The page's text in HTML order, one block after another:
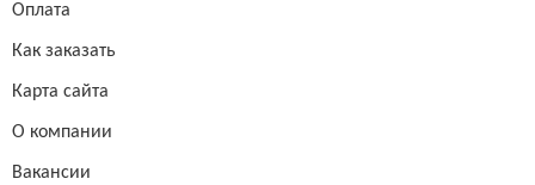
Оплата
Как заказать
Карта сайта
О компании
Вакансии